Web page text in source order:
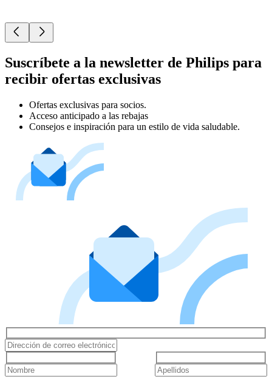
Suscríbete a la newsletter de Philips para
recibir ofertas exclusivas
Ofertas exclusivas para socios.
Acceso anticipado a las rebajas
Consejos e inspiración para un estilo de vida saludable.